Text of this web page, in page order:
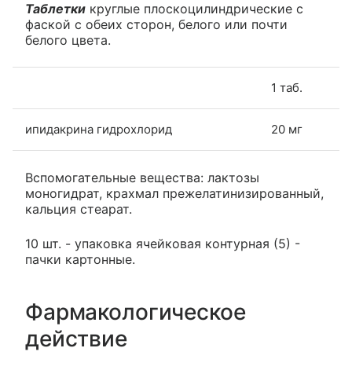
Таблетки круглые плоскоцилиндрические с
фаской с обеих сторон, белого или почти
белого цвета.
1 таб.
ипидакрина гидрохлорид 20 мг
Вспомогательные вещества: лактозы
моногидрат, крахмал прежелатинизированный,
кальция стеарат.
10 шт. - упаковка ячейковая контурная (5) -
пачки картонные.
Фармакологическое
действие